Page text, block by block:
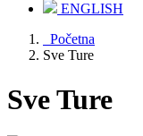
ENGLISH
Početna
Sve Ture
Sve Ture